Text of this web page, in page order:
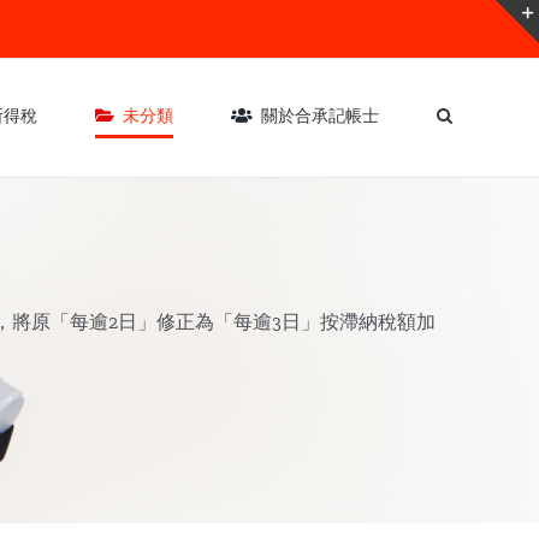
稅 未分類 關於合承記帳士
將原「每逾2日」修正為「每逾3日」按滯納稅額加